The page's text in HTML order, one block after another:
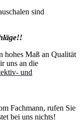
sind
hohes Maß an Qualität
uns an die
und
Fachmann, rufen Sie
bei uns nichts!